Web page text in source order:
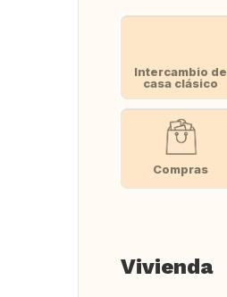
Intercambio de
casa clásico
Compras
Vivienda